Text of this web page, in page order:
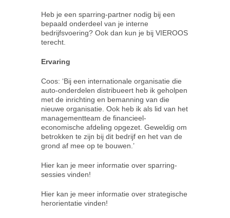
Heb je een sparring-partner nodig bij een
bepaald onderdeel van je interne
bedrijfsvoering? Ook dan kun je bij VIEROOS
terecht.
Ervaring
Coos: ‘Bij een internationale organisatie die
auto-onderdelen distribueert heb ik geholpen
met de inrichting en bemanning van die
nieuwe organisatie. Ook heb ik als lid van het
managementteam de financieel-
economische afdeling opgezet. Geweldig om
betrokken te zijn bij dit bedrijf en het van de
grond af mee op te bouwen.’
Hier kan je meer informatie over sparring-
sessies vinden!
Hier kan je meer informatie over strategische
herorientatie vinden!